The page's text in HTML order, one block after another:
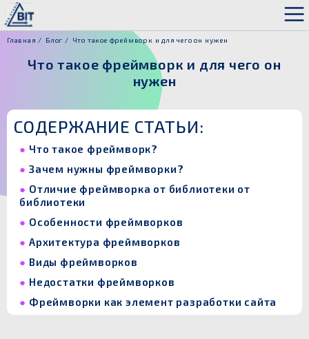
Главная Блог Что такое фреймворк и для чего он нужен
Что такое фреймворк и для чего он
нужен
СОДЕРЖАНИЕ СТАТЬИ:
Что такое фреймворк?
Зачем нужны фреймворки?
Отличие фреймворка от библиотеки от
библиотеки
Особенности фреймворков
Архитектура фреймворков
Виды фреймворков
Недостатки фреймворков
Фреймворки как элемент разработки сайта